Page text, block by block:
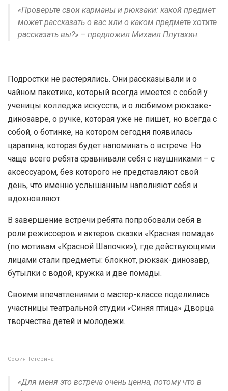
«Проверьте свои карманы и рюкзаки: какой предмет
может рассказать о вас или о каком предмете хотите
рассказать вы?» – предложил Михаил Плутахин.
Подростки не растерялись. Они рассказывали и о
чайном пакетике, который всегда имеется с собой у
ученицы колледжа искусств, и о любимом рюкзаке-
динозавре, о ручке, которая уже не пишет, но всегда с
собой, о ботинке, на котором сегодня появилась
царапина, которая будет напоминать о встрече. Но
чаще всего ребята сравнивали себя с наушниками – с
аксессуаром, без которого не представляют свой
день, что именно услышанным наполняют себя и
вдохновляют.
В завершение встречи ребята попробовали себя в
роли режиссеров и актеров сказки «Красная помада»
(по мотивам «Красной Шапочки»), где действующими
лицами стали предметы: блокнот, рюкзак-динозавр,
бутылки с водой, кружка и две помады.
Своими впечатлениями о мастер-классе поделились
участницы театральной студии «Синяя птица» Дворца
творчества детей и молодежи.
София Тетерина
«Для меня это встреча очень ценна, потому что в